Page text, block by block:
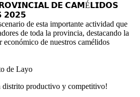
𝗗𝗘 𝗖𝗔𝗠É𝗟𝗜𝗗𝗢𝗦
𝟮𝟬𝟮𝟱
de esta importante actividad que
de toda la provincia, destacando la
de nuestros camélidos
de Layo
distrito productivo y competitivo!